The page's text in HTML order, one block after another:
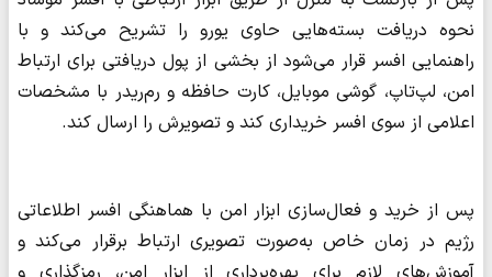
نحوه دریافت بسته‌هایی حاوی یورو را تشریح می‌کند و با
راهنمایی افسر قرار می‌شود از بخشی از پول دریافتی برای ارتباط
امن، لپ‌تاپ، گوشی موبایل، کارت حافظه و رم‌ریدر با مشخصات
اعلامی از سوی افسر خریداری کند و تصویرش را ارسال کند.
پس از خرید و فعال‌سازی ابزار امن با هماهنگی افسر اطلاعاتی
رژیم در زمان خاص به‌صورت تصویری ارتباط برقرار می‌کند و